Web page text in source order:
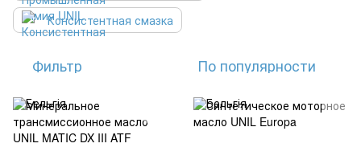
Консистентная смазка
Фильтр По популярности